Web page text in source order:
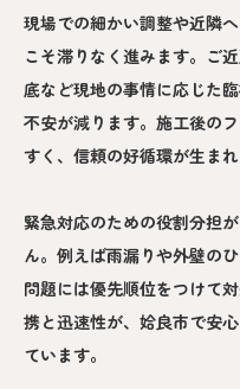
現場での細かい調整や近隣
こそ滞りなく進みます。ご
底など現地の事情に応じた
不安が減ります。施工後の
すく、信頼の好循環が生まれ
緊急対応のための役割分担
ん。例えば雨漏りや外壁の
問題には優先順位をつけて
携と迅速性が、姶良市で安
ています。